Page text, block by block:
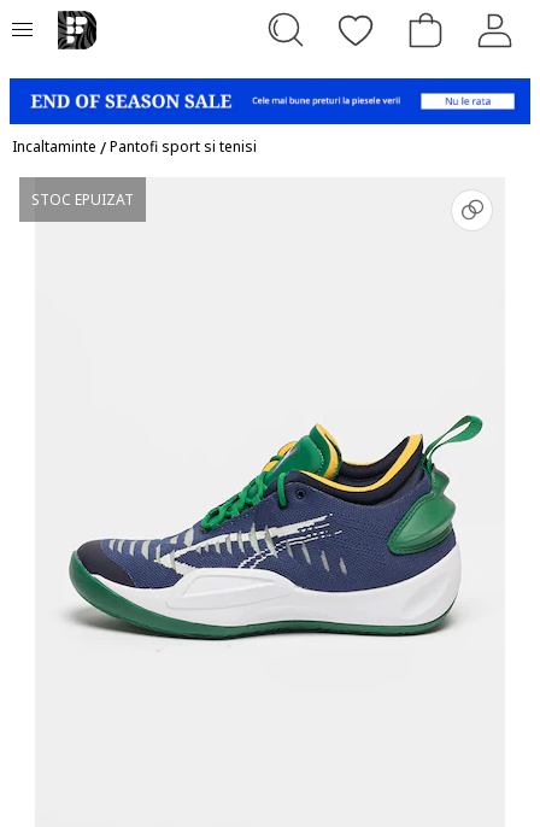
Incaltaminte /Pantofi sport si tenisi
STOC EPUIZAT